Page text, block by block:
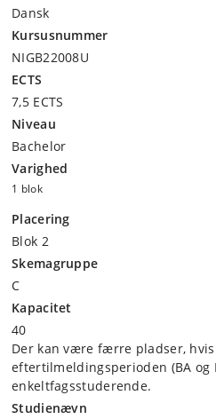
Dansk
Kursusnummer
NIGB22008U
ECTS
7,5 ECTS
Niveau
Bachelor
Varighed
1 blok
Placering
Blok 2
Skemagruppe
C
Kapacitet
40
Der kan være færre pladser,
eftertilmeldingsperioden (BA og
enkeltfagsstuderende.
Studienævn